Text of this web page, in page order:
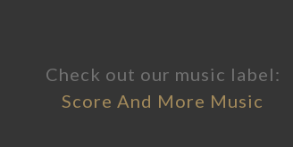
Check out our music label:
Score And More Music